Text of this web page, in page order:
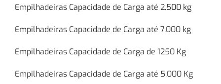
Empilhadeiras Capacidade de Carga até 2.500 kg
Empilhadeiras Capacidade de Carga até 7.000 kg
Empilhadeiras Capacidade de Carga de 1250 Kg
Empilhadeiras Capacidade de Carga até 5.000 Kg